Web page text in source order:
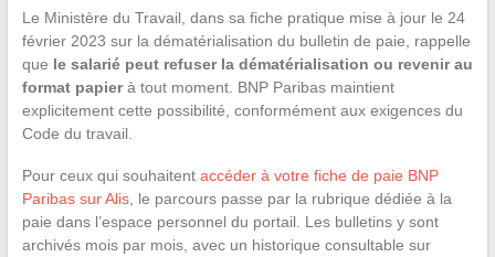
Le Ministère du Travail, dans sa fiche pratique mise à jour le 24
février 2023 sur la dématérialisation du bulletin de paie, rappelle
que le salarié peut refuser la dématérialisation ou revenir au
format papierà tout moment. BNP Paribas maintient
explicitement cette possibilité, conformément aux exigences du
Code du travail.
Pour ceux qui souhaitent accéder à votre fiche de paie BNP
Paribas sur Alis, le parcours passe par la rubrique dédiée à la
paie dans l’espace personnel du portail. Les bulletins y sont
archivés mois par mois, avec un historique consultable sur